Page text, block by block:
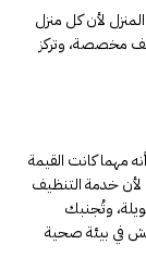
لأن كل منزل
مخصصة، وتركز
مهما كانت القيمة
لأن خدمة التنظيف
وتُجنبك
في بيئة صحية